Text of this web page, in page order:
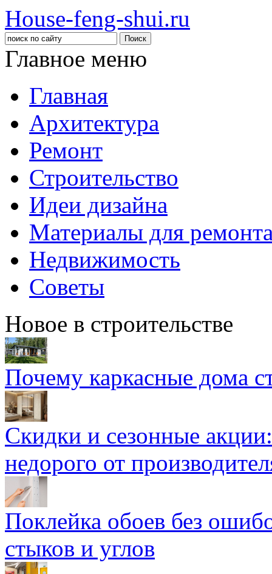
House-feng-shui.ru
Главное меню
Главная
Архитектура
Ремонт
Строительство
Идеи дизайна
Материалы для
Недвижимость
Советы
Новое в строительстве
Почему каркасные дома
Скидки и сезонные
недорого от
Поклейка обоев без
стыков и углов